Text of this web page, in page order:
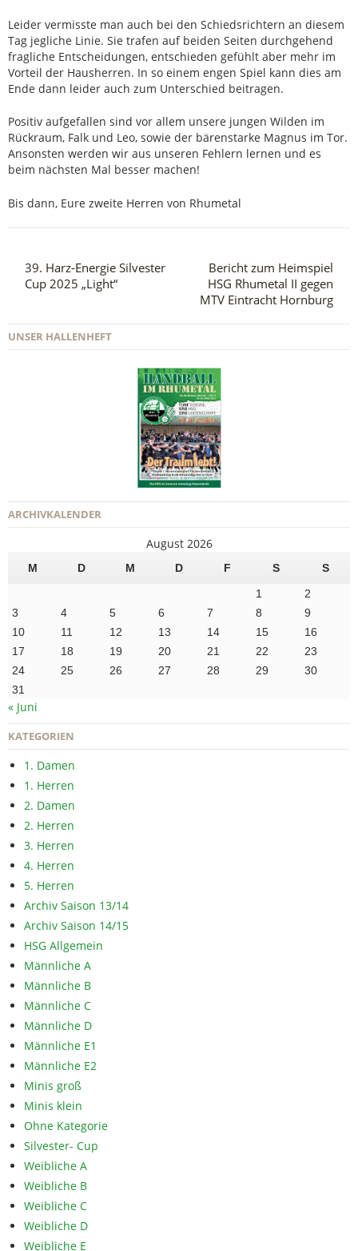
Leider vermisste man auch bei den Schiedsrichtern an diesem
Tag jegliche Linie. Sie trafen auf beiden Seiten durchgehend
fragliche Entscheidungen, entschieden gefühlt aber mehr im
Vorteil der Hausherren. In so einem engen Spiel kann dies am
Ende dann leider auch zum Unterschied beitragen.
Positiv aufgefallen sind vor allem unsere jungen Wilden im
Rückraum, Falk und Leo, sowie der bärenstarke Magnus im Tor.
Ansonsten werden wir aus unseren Fehlern lernen und es
beim nächsten Mal besser machen!
Bis dann, Eure zweite Herren von Rhumetal
39. Harz-Energie Silvester
Cup 2025 „Light“
Bericht zum Heimspiel
HSG Rhumetal II gegen
MTV Eintracht Hornburg
UNSER HALLENHEFT
ARCHIVKALENDER
August 2026
M D M D F S
S
1
2
3
4 5 6 7 8
9
10
11 12 13 14 15
16
17
18 19 20 21 22
23
24
25 26 27 28 29
30
31
« Juni
KATEGORIEN
1. Damen
1. Herren
2. Damen
2. Herren
3. Herren
4. Herren
5. Herren
Archiv Saison 13/14
Archiv Saison 14/15
HSG Allgemein
Männliche A
Männliche B
Männliche C
Männliche D
Männliche E1
Männliche E2
Minis groß
Minis klein
Ohne Kategorie
Silvester- Cup
Weibliche A
Weibliche B
Weibliche C
Weibliche D
Weibliche E